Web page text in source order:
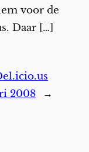
voor de
Daar […]
2008
→